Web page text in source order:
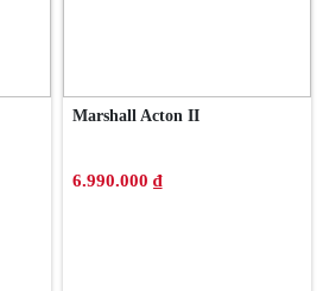
Marshall Acton II
6.990.000 ₫